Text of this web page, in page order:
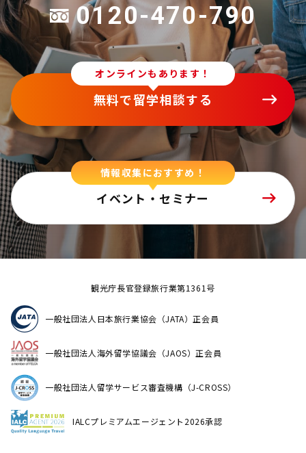
0120-470-790
オンラインもあります！
無料で留学相談する
情報収集におすすめ！
イベント・セミナー
観光庁長官登録旅行業第1361号
一般社団法人日本旅行業協会（JATA）正会員
一般社団法人海外留学協議会（JAOS）正会員
一般社団法人留学サービス審査機構（J-CROSS）
IALCプレミアムエージェント2026承認